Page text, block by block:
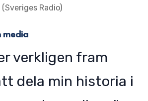
Radio)
media
verkligen fram
dela min historia i